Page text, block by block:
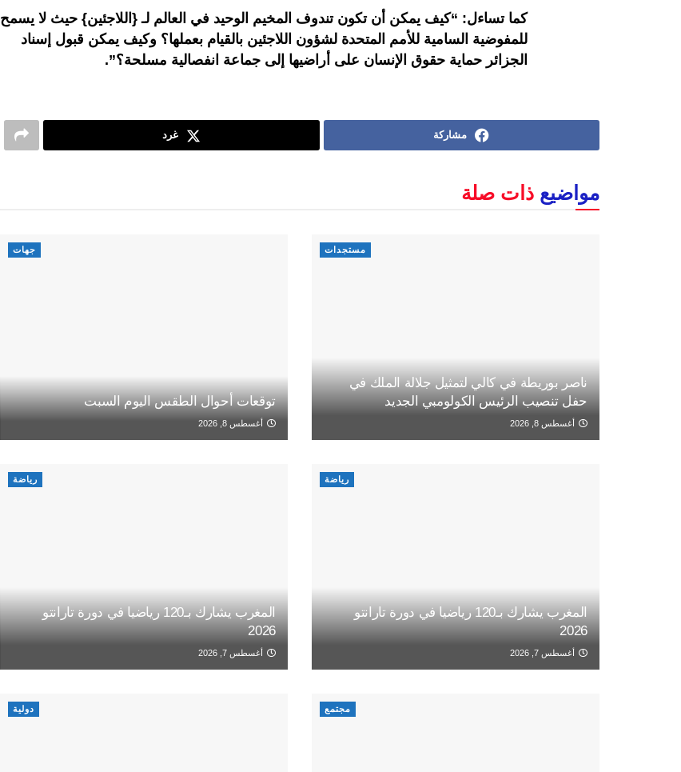
كما تساءل: “كيف يمكن أن تكون تندوف المخيم الوحيد في العالم لـ {اللاجئين} حيث لا يسمح
للمفوضية السامية للأمم المتحدة لشؤون اللاجئين بالقيام بعملها؟ وكيف يمكن قبول إسناد
الجزائر حماية حقوق الإنسان على أراضيها إلى جماعة انفصالية مسلحة؟”.
مشاركة غرد
مواضيع ذات صلة
مستجدات
ناصر بوريطة في كالي لتمثيل جلالة الملك في
حفل تنصيب الرئيس الكولومبي الجديد
أغسطس 8, 2026
جهات
توقعات أحوال الطقس اليوم السبت
أغسطس 8, 2026
رياضة
المغرب يشارك بـ120 رياضيا في دورة تارانتو
2026
أغسطس 7, 2026
رياضة
المغرب يشارك بـ120 رياضيا في دورة تارانتو
2026
أغسطس 7, 2026
مجتمع دولية